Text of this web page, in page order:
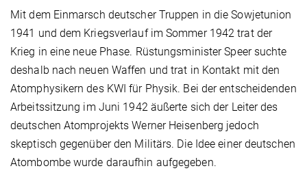
Mit dem Einmarsch deutscher Truppen in die Sowjetunion
1941 und dem Kriegsverlauf im Sommer 1942 trat der
Krieg in eine neue Phase. Rüstungsminister Speer suchte
deshalb nach neuen Waffen und trat in Kontakt mit den
Atomphysikern des KWI für Physik. Bei der entscheidenden
Arbeitssitzung im Juni 1942 äußerte sich der Leiter des
deutschen Atomprojekts Werner Heisenberg jedoch
skeptisch gegenüber den Militärs. Die Idee einer deutschen
Atombombe wurde daraufhin aufgegeben.